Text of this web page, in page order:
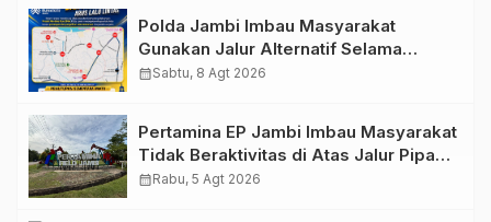
Polda Jambi Imbau Masyarakat
Gunakan Jalur Alternatif Selama
Pelaksanaan Presisi Merdeka Run
calendar_monthSabtu, 8 Agt 2026
Pertamina EP Jambi Imbau Masyarakat
Tidak Beraktivitas di Atas Jalur Pipa
Migas Demi Keselamatan Bersama
calendar_monthRabu, 5 Agt 2026